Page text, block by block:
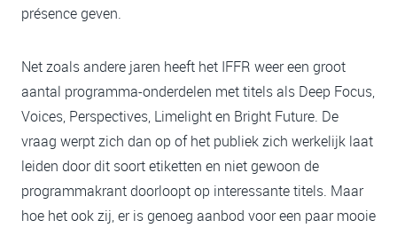
présence geven.
Net zoals andere jaren heeft het IFFR weer een groot
aantal programma-onderdelen met titels als Deep Focus,
Voices, Perspectives, Limelight en Bright Future. De
vraag werpt zich dan op of het publiek zich werkelijk laat
leiden door dit soort etiketten en niet gewoon de
programmakrant doorloopt op interessante titels. Maar
hoe het ook zij, er is genoeg aanbod voor een paar mooie